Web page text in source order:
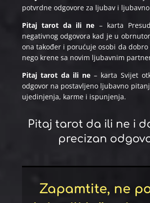
potvrdne odgovore za ljubav i
Pitaj tarot da ili ne – karta
negativnog odgovora kad je u
ona također i porućuje osobi da
nego krene sa novim ljubavnim
Pitaj tarot da ili ne– karta Svijet
odgovor na postavljeno ljubavno
ujedinjenja, karme i ispunjenja.
Pitaj tarot da ili ne i
precizan
Zapamtite, ne